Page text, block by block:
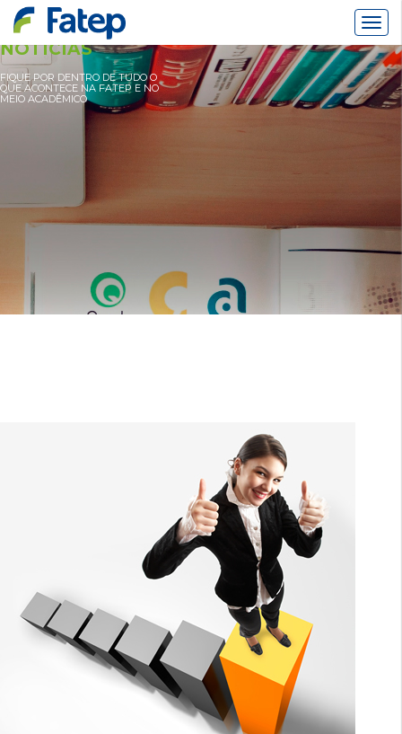
NOTÍCIAS
FIQUE POR DENTRO DE TUDO O
QUE ACONTECE NA FATEP E NO
MEIO ACADÊMICO